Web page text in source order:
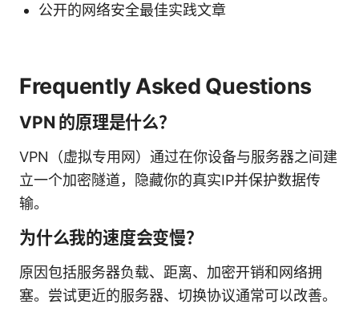
公开的网络安全最佳实践文章
Frequently Asked Questions
VPN 的原理是什么？
VPN（虚拟专用网）通过在你设备与服务器之间建
立一个加密隧道，隐藏你的真实IP并保护数据传
输。
为什么我的速度会变慢？
原因包括服务器负载、距离、加密开销和网络拥
塞。尝试更近的服务器、切换协议通常可以改善。